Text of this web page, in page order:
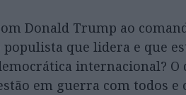
Donald Trump ao
que lidera e que
internacional? O
em guerra com todos